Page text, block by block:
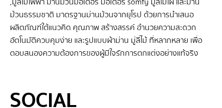
ม้วนธรรมชาติ มาตรฐานม่านม้วนจากยุโรป ด้วยการนำเสนอ
ผลิตภัณฑ์ใต้แนวคิด คุณภาพ สร้างสรรค์ อำนวยความสะดวก
อัตโนมัติควบคุมง่าย และรูปแบบผ้าม่าน มู่ลี่ไม้ ที่หลากหลาย เพื่อ
ตอบสนองความต้องการของผู้มีใจรักการตกแต่งอย่างแท้จริง
SOCIAL